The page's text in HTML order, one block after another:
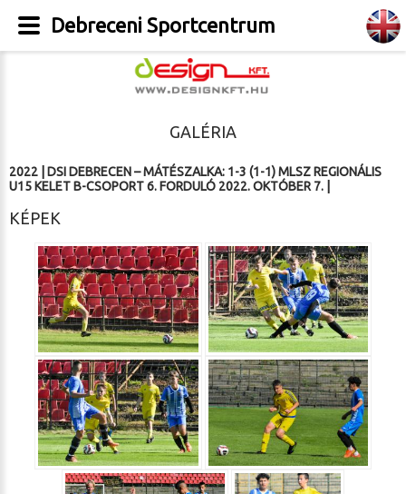
GALÉRIA
2022
DSI DEBRECEN – MÁTÉSZALKA: 1-3 (1-1) MLSZ REGIONÁLIS
U15 KELET B-CSOPORT 6. FORDULÓ 2022. OKTÓBER 7.
KÉPEK
Debreceni Sportcentrum